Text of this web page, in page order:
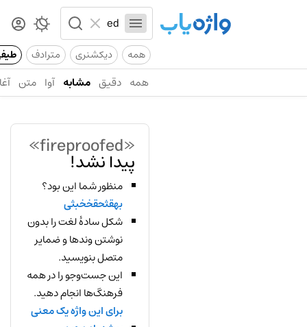
همه دیکشنری مترادف
همه دقیق مشابه آوا متن
«fireproofed»
پیدا نشد!
منظور شما این بود؟
بهقثحقخخبثی
شکل سادهٔ لغت را بدون
نوشتن وندها و ضمایر
متصل بنویسید.
این جست‌وجو را در همه
فرهنگ‌ها انجام دهید.
برای این واژه یک معنی